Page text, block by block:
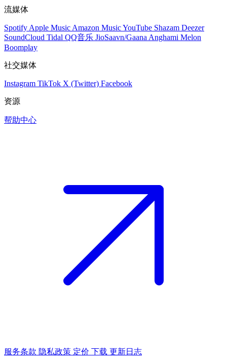
流媒体
Spotify Apple Music Amazon MusicYouTube Shazam Deezer
SoundCloud Tidal QQ音乐 JioSaavn/Gaana Anghami Melon
Boomplay
社交媒体
Instagram TikTok X (Twitter) Facebook
资源
帮助中心
服务条款 隐私政策 定价 下载 更新日志